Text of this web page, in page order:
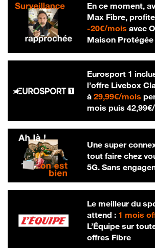
En ce moment,
Max Fibre,
-20€/mois20 €
avec
Maison Protégée
Eurosport 1
l’offre Livebox
à 29,99€/mois
mois puis
Une super
tout faire chez
5G. Sans
Le meilleur du
attend : 1 mois
L’Équipe sur
offres Fibre